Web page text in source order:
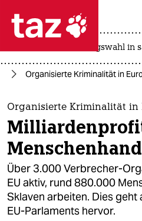
 taz zahl
taz zahl ich
themen
politik
öko
gesellschaft
kultur
landtagswahl in
Organisierte Kriminalität in
Organisierte Kriminalität in
Über 3.000 Verbrecher-
EU aktiv, rund 880.000
Sklaven arbeiten. Dies geht
EU-Parlaments hervor.